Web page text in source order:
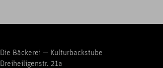
Die Bäckerei — Kulturbackstube
Dreiheiligenstr. 21a